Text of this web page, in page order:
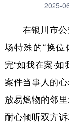
2025-
在银川市公
场特殊的“换
完“如我在案·
案件当事人的
放易燃物的邻
耐心倾听双方